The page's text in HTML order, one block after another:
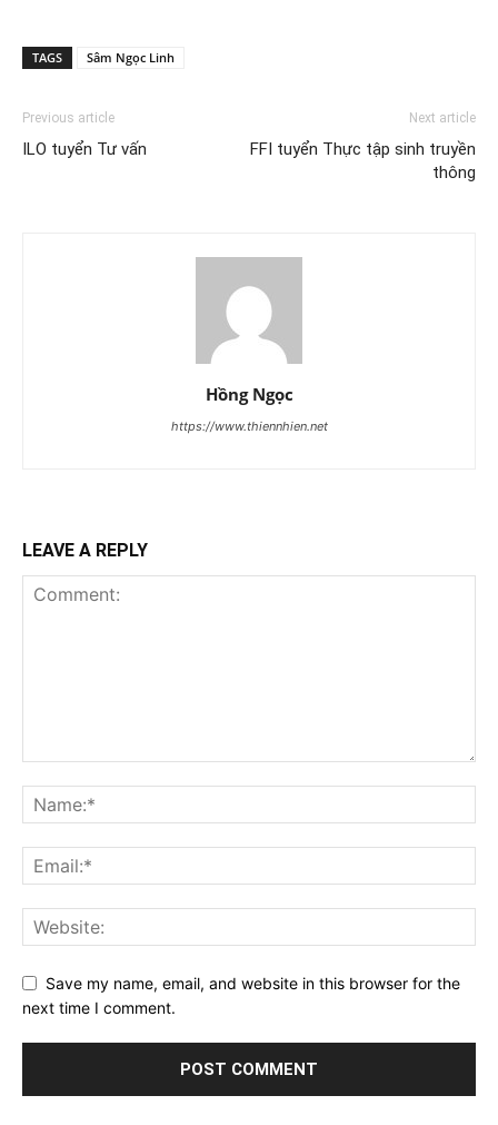
TAGS Sâm Ngọc Linh
Previous article
ILO tuyển Tư vấn
Next article
FFI tuyển Thực tập sinh truyền
thông
Hồng Ngọc
https://www.thiennhien.net
LEAVE A REPLY
Save my name, email, and website in this browser for the
next time I comment.